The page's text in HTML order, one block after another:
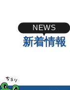
NEWS
新着情報